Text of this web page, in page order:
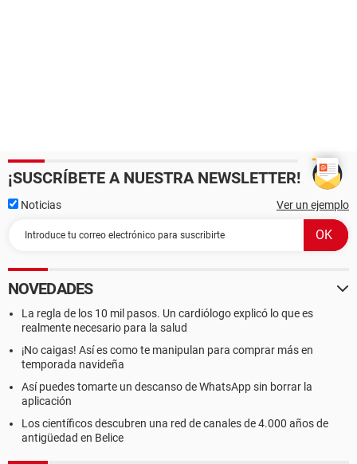
¡SUSCRÍBETE A NUESTRA NEWSLETTER!
Noticias Ver un ejemplo
NOVEDADES
La regla de los 10 mil pasos. Un cardiólogo explicó lo que es
realmente necesario para la salud
¡No caigas! Así es como te manipulan para comprar más en
temporada navideña
Así puedes tomarte un descanso de WhatsApp sin borrar la
aplicación
Los científicos descubren una red de canales de 4.000 años de
antigüedad en Belice